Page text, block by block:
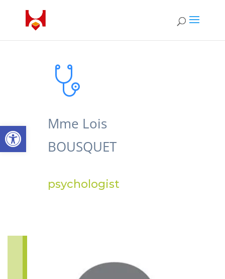
Open toolbarMme Lois
BOUSQUET
psychologist